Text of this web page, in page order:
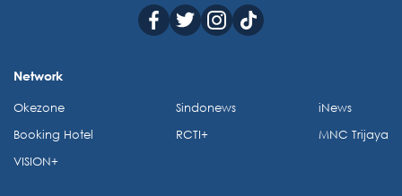
Network
Okezone
Booking Hotel
VISION+
Sindonews
RCTI+
iNews
MNC Trijaya